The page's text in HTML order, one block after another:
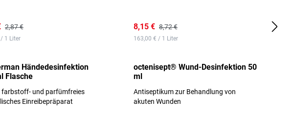
2,87 €
1 Liter
Händedesinfektion
Flasche
farbstoff- und parfümfreies
Einreibepräparat
8,15 € 8,72 €
163,00 € / 1 Liter
octenisept® Wund-Desinfektion 50
ml
Antiseptikum zur Behandlung von
akuten Wunden